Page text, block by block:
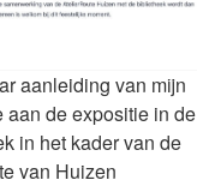
aanleiding van mijn
aan de expositie in de
in het kader van de
van Huizen